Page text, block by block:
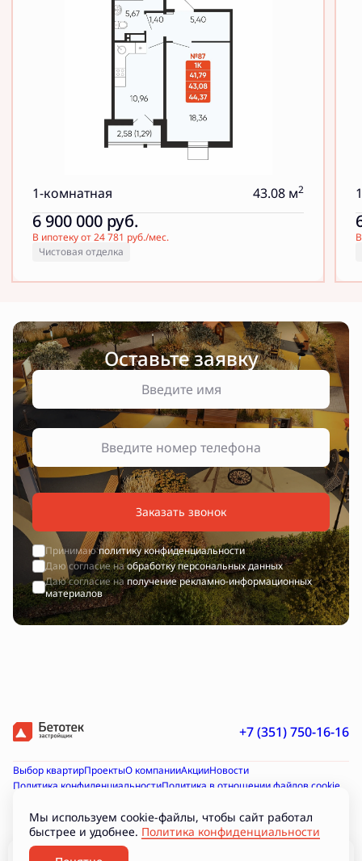
1-комнатная 43.08 м2
6 900 000 руб.
В ипотеку от 24 781 руб./мес.
Чистовая отделка
Оставьте заявку
Заказать звонок
Принимаюполитику конфиденциальности
Даю согласие наобработку персональных данных
Даю согласие наполучение рекламно-информационных
материалов
+7 (351) 750-16-16
Выбор квартирПроектыО компанииАкцииНовости
Политика конфиденциальностиПолитика в отношении файлов cookie
Согласие на обработку персональных данных
Проектная декларация на наш.дом.рф ДокументыПодборки
Разработано
Мы используем cookie-файлы, чтобы сайт работал
быстрее и удобнее. Политика конфиденциальности